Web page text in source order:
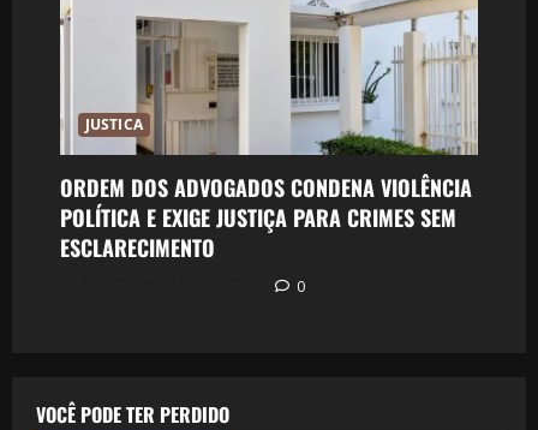
JUSTICA
ORDEM DOS ADVOGADOS CONDENA VIOLÊNCIA
POLÍTICA E EXIGE JUSTIÇA PARA CRIMES SEM
ESCLARECIMENTO
0
VOCÊ PODE TER PERDIDO